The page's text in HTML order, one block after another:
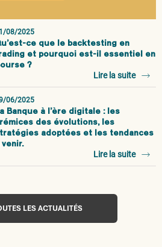
08/2025
ce que le backtesting en
et pourquoi est-il essentiel en
?
Lire la suite
06/2025
Banque à l’ère digitale : les
des évolutions, les
adoptées et les tendances
venir.
Lire la suite
LES ACTUALITÉS